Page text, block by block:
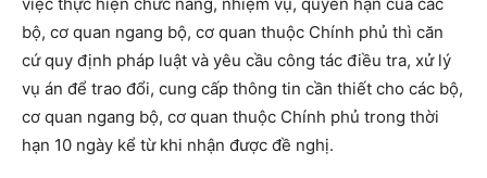
bộ, cơ quan ngang bộ, cơ quan thuộc Chính phủ thì căn
cứ quy định pháp luật và yêu cầu công tác điều tra, xử lý
vụ án để trao đổi, cung cấp thông tin cần thiết cho các bộ,
cơ quan ngang bộ, cơ quan thuộc Chính phủ trong thời
hạn 10 ngày kể từ khi nhận được đề nghị.